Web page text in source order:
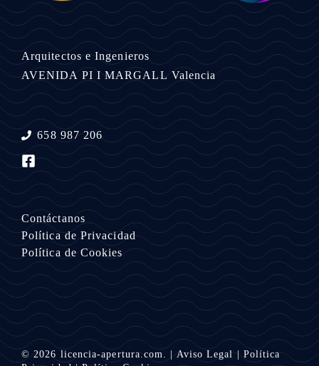
Arquitectos e Ingenieros
AVENIDA PI I MARGALL Valencia
658 987 206
Contáctanos
Política de Privacidad
Política de Cookies
© 2026 licencia-apertura.com. Aviso Legal
Política